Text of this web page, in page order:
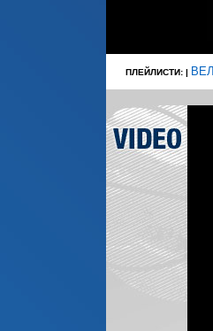
ПЛЕЙЛИСТИ: |